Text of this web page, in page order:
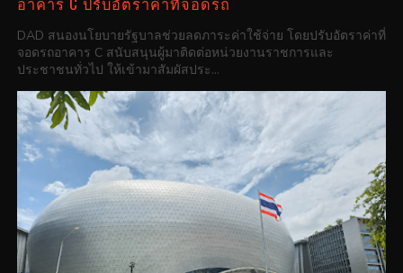
DAD สนองนโยบายรัฐบาลช่วยลดภาระค่าใช้จ่าย โดยปรับอัตราค่าที่
จอดรถอาคาร C สนับสนุนผู้มาติดต่อหน่วยงานราชการและ
ประชาชนทั่วไป ให้เข้ามาสัมผัสประ...